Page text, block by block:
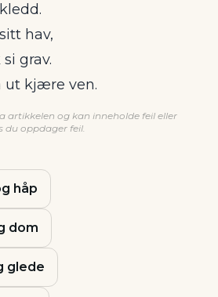
hav,
grav.
ut kjære ven.
artikkelen og kan inneholde feil eller
du oppdager feil.
håp
dom
glede